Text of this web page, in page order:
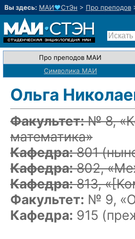
Вы здесь: МАИ♥СтЭн > Про преподов
Про преподов МАИ
Символика МАИ
Ольга
Факультет:№ 8,
математика»
Кафедра:801
Кафедра:802,
Кафедра:813, «
Факультет: № 9,
Кафедра: 915